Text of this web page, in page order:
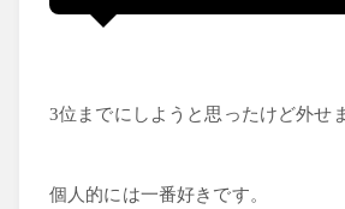
3位までにしようと思ったけど外せ
個人的には一番好きです。